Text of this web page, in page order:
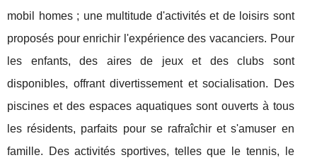
mobil homes ; une multitude d'activités et de loisirs sont
proposés pour enrichir l'expérience des vacanciers. Pour
les enfants, des aires de jeux et des clubs sont
disponibles, offrant divertissement et socialisation. Des
piscines et des espaces aquatiques sont ouverts à tous
les résidents, parfaits pour se rafraîchir et s'amuser en
famille. Des activités sportives, telles que le tennis, le